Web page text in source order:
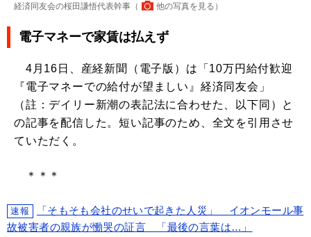
経済同友会の桜田謙悟代表幹事（ 他の写真を見る ）
電子マネーで家賃は払えず
4月16日、産経新聞（電子版）は「10万円給付歓迎
『電子マネーでの給付が望ましい』経済同友会」
（註：デイリー新潮の表記法に合わせた、以下同）と
の記事を配信した。短い記事のため、全文を引用させ
ていただく。
＊＊＊
速報
「そもそも会社のせいで起きた人災」 イオンモール事
故被害者の親族が慟哭の証言 「最後の言葉は…」